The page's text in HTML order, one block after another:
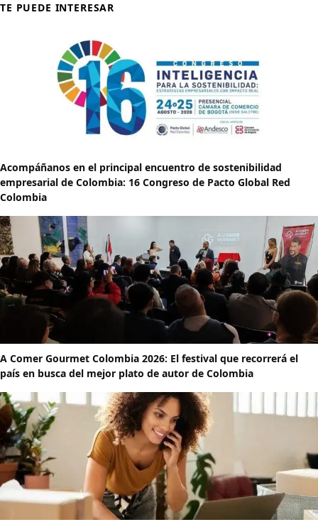
TE PUEDE INTERESAR
Acompáñanos en el principal encuentro de sostenibilidad
empresarial de Colombia: 16 Congreso de Pacto Global Red
Colombia
A Comer Gourmet Colombia 2026: El festival que recorrerá el
país en busca del mejor plato de autor de Colombia